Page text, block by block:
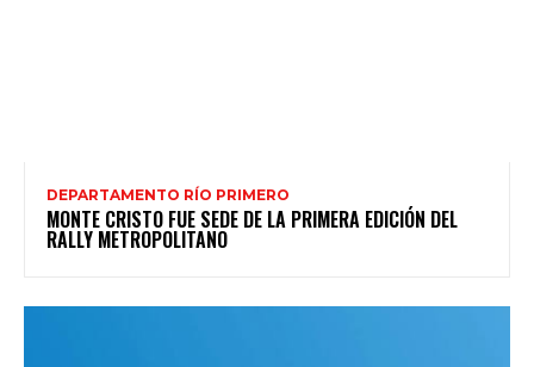
DEPARTAMENTO RÍO PRIMERO
MONTE CRISTO FUE SEDE DE LA PRIMERA EDICIÓN DEL
RALLY METROPOLITANO